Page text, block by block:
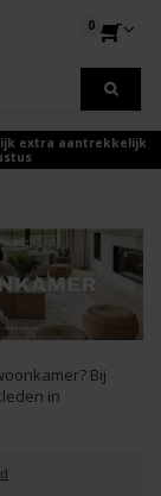
0
extra aantrekkelijk
Bij
in